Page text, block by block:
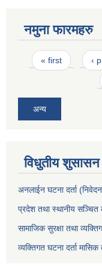
नमुना फारमहरु
Pages
« first ‹
अन्य
विधुतीय शुसासन
अनलाईन घटना दर्ता
प्रदेश तथा स्थानीय सञ्चित
सामाजिक सुरक्षा तथा
व्यक्तिगत घटना दर्ता मासिक